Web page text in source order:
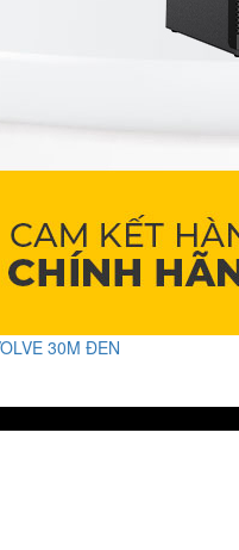
30M ĐEN